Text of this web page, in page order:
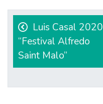
Navegación
de
entradas
Luis Casal 2020
“Festival Alfredo
Saint Malo”